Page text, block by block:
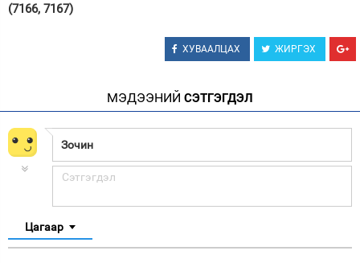
(7166, 7167)
ХУВААЛЦАХ ЖИРГЭХ
МЭДЭЭНИЙ СЭТГЭГДЭЛ
Цагаар